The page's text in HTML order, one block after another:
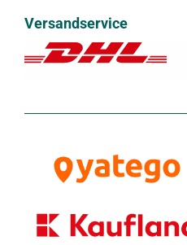
Versandservice